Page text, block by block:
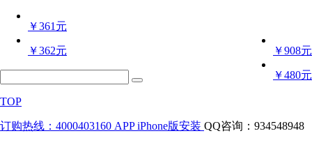
￥361元
￥908元
￥362元
￥480元
TOP
订购热线：4000403160 APP iPhone版安装 QQ咨询：934548948